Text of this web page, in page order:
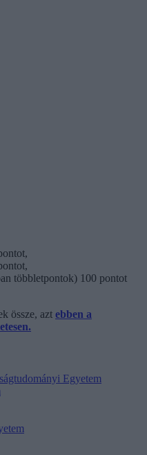
többletpontok) 100 pontot
össze, azt ebben a
Egyetem